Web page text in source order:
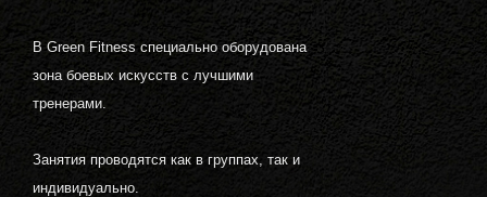
В Green Fitness специально оборудована
зона боевых искусств с лучшими
тренерами.
Занятия проводятся как в группах, так и
индивидуально.